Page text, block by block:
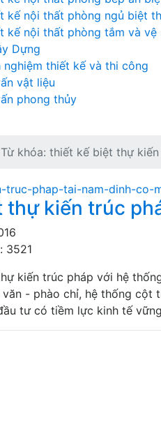
kế nội thất phòng ngủ biệt
kế nội thất phòng tắm và vệ
Dựng
nghiệm thiết kế và thi công
vật liệu
phong thủy
Từ khóa: thiết kế biệt thự
thự kiến trúc
3521
kiến trúc pháp với hệ
- phào chỉ, hệ thống cột
tư có tiềm lực kinh tế